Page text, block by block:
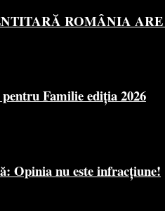
ROMÂNIA
Familie ediția 2026
Opinia nu este infracțiune!